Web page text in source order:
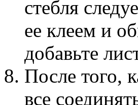
стебля
ее клеем и
добавьте
После того,
все